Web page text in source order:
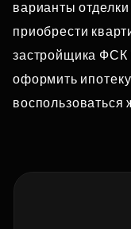
варианты
приобрести
застройщика ФСК
оформить